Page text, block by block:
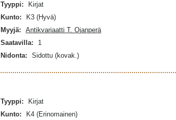
Tyyppi:
Kirjat
Kunto:
K3 (Hyvä)
Myyjä:
Antikvariaatti T. Ojanperä
Saatavilla:
1
Nidonta:
Sidottu (kovak.)
Tyyppi:
Kirjat
Kunto:
K4 (Erinomainen)